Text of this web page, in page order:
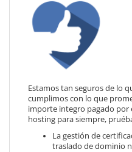
Estamos tan seguros de lo
cumplimos con lo que
importe integro pagado por
hosting para siempre,
La gestión de
traslado de dominio